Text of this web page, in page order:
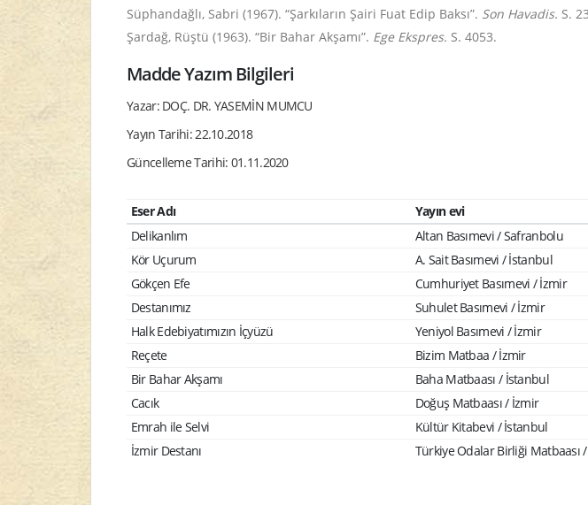
Süphandağlı, Sabri (1967). “Şarkıların Şairi Fuat Edip Baksı”. Son Havadis. S.
Şardağ, Rüştü (1963). “Bir Bahar Akşamı”. Ege Ekspres. S. 4053.
Madde Yazım Bilgileri
Yazar: DOÇ. DR. YASEMİN MUMCU
Yayın Tarihi: 22.10.2018
Güncelleme Tarihi: 01.11.2020
Eser Adı Yayın evi
Delikanlım
Altan Basımevi / Safranbolu
Kör Uçurum
A. Sait Basımevi / İstanbul
Gökçen Efe
Cumhuriyet Basımevi / İzmir
Destanımız
Suhulet Basımevi / İzmir
Halk Edebiyatımızın İçyüzü
Yeniyol Basımevi / İzmir
Reçete
Bizim Matbaa / İzmir
Bir Bahar Akşamı
Baha Matbaası / İstanbul
Cacık
Doğuş Matbaası / İzmir
Emrah ile Selvi
Kültür Kitabevi / İstanbul
İzmir Destanı
Türkiye Odalar Birliği Matbaası